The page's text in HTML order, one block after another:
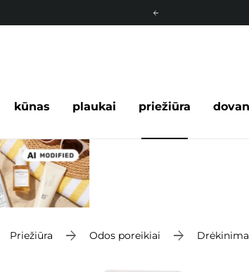
kūnas plaukai priežiūra
Priežiūra Odos poreikiai